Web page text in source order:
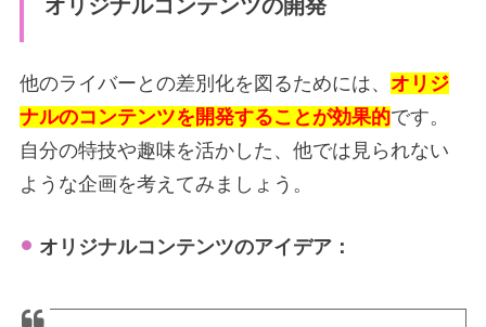
オリジナルコンテンツの開発
他のライバーとの差別化を図るためには、 オリジ
ナルのコンテンツを開発することが効果的です。
自分の特技や趣味を活かした、他では見られない
ような企画を考えてみましょう。
オリジナルコンテンツのアイデア：